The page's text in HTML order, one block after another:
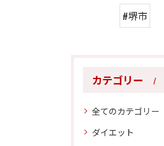
#堺市
カテゴリー
全てのカテゴリー
ダイエット